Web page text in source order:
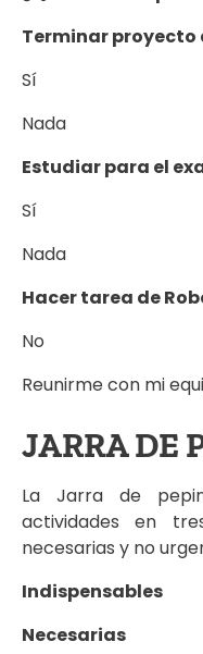
Terminar
Sí
Nada
Estudiar para el
Sí
Nada
Hacer tarea de
No
Reunirme con mi
JARRA DE
La Jarra de
actividades en
necesarias y no
Indispensables
Necesarias